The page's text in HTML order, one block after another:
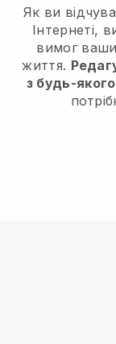
Як ви
Інтернеті,
вимог
життя.
з будь-